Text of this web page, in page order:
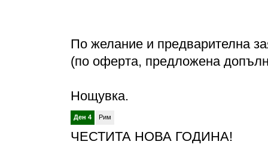
По желание и предварителна
(по оферта, предложена
Нощувка.
Ден 4 Рим
ЧЕСТИТА НОВА ГОДИНА!